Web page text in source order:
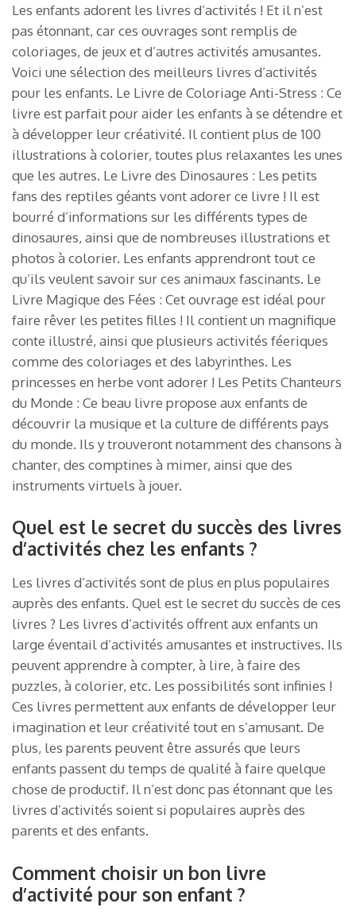
Les enfants adorent les livres d’activités ! Et il n’est
pas étonnant, car ces ouvrages sont remplis de
coloriages, de jeux et d’autres activités amusantes.
Voici une sélection des meilleurs livres d’activités
pour les enfants. Le Livre de Coloriage Anti-Stress : Ce
livre est parfait pour aider les enfants à se détendre et
à développer leur créativité. Il contient plus de 100
illustrations à colorier, toutes plus relaxantes les unes
que les autres. Le Livre des Dinosaures : Les petits
fans des reptiles géants vont adorer ce livre ! Il est
bourré d’informations sur les différents types de
dinosaures, ainsi que de nombreuses illustrations et
photos à colorier. Les enfants apprendront tout ce
qu’ils veulent savoir sur ces animaux fascinants. Le
Livre Magique des Fées : Cet ouvrage est idéal pour
faire rêver les petites filles ! Il contient un magnifique
conte illustré, ainsi que plusieurs activités féeriques
comme des coloriages et des labyrinthes. Les
princesses en herbe vont adorer ! Les Petits Chanteurs
du Monde : Ce beau livre propose aux enfants de
découvrir la musique et la culture de différents pays
du monde. Ils y trouveront notamment des chansons à
chanter, des comptines à mimer, ainsi que des
instruments virtuels à jouer.
Quel est le secret du succès des livres
d’activités chez les enfants ?
Les livres d’activités sont de plus en plus populaires
auprès des enfants. Quel est le secret du succès de ces
livres ? Les livres d’activités offrent aux enfants un
large éventail d’activités amusantes et instructives. Ils
peuvent apprendre à compter, à lire, à faire des
puzzles, à colorier, etc. Les possibilités sont infinies !
Ces livres permettent aux enfants de développer leur
imagination et leur créativité tout en s’amusant. De
plus, les parents peuvent être assurés que leurs
enfants passent du temps de qualité à faire quelque
chose de productif. Il n’est donc pas étonnant que les
livres d’activités soient si populaires auprès des
parents et des enfants.
Comment choisir un bon livre
d’activité pour son enfant ?